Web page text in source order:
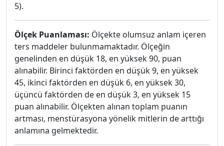
5).
Ölçek Puanlaması: Ölçekte olumsuz anlam içeren
ters maddeler bulunmamaktadır. Ölçeğin
genelinden en düşük 18, en yüksek 90, puan
alınabilir. Birinci faktörden en düşük 9, en yüksek
45, ikinci faktörden en düşük 6, en yüksek 30,
üçüncü faktörden de en düşük 3, en yüksek 15
puan alınabilir. Ölçekten alınan toplam puanın
artması, menstürasyona yönelik mitlerin de arttığı
anlamına gelmektedir.